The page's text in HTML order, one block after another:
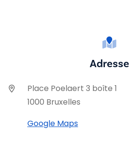
Adresse
Place Poelaert 3 boîte 1
1000 Bruxelles
Google Maps